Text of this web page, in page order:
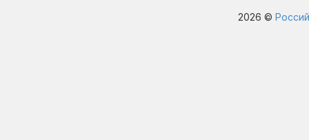
2026 ©